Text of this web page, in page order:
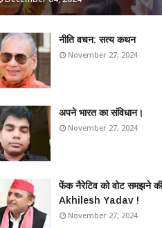
​नीति वचन: सत्य कथन
November 27, 2024
अपने भारत का संविधान।
November 27, 2024
फेंक नैरेटिव को वोट समझने
Akhilesh Yadav !
November 27, 2024